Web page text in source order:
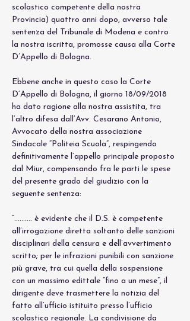
scolastico competente della nostra
Provincia) quattro anni dopo, avverso tale
sentenza del Tribunale di Modena e contro
la nostra iscritta, promosse causa alla Corte
D’Appello di Bologna.
Ebbene anche in questo caso la Corte
D’Appello di Bologna, il giorno 18/09/2018
ha dato ragione alla nostra assistita, tra
l’altro difesa dall’Avv. Cesarano Antonio,
Avvocato della nostra associazione
Sindacale “Politeia Scuola”, respingendo
definitivamente l’appello principale proposto
dal Miur, compensando fra le parti le spese
del presente grado del giudizio con la
seguente sentenza:
“………. è evidente che il D.S. è competente
all’irrogazione diretta soltanto delle sanzioni
disciplinari della censura e dell’avvertimento
scritto; per le infrazioni punibili con sanzione
più grave, tra cui quella della sospensione
con un massimo edittale “fino a un mese”, il
dirigente deve trasmettere la notizia del
fatto all’ufficio istituito presso l’ufficio
scolastico regionale. La condivisione da